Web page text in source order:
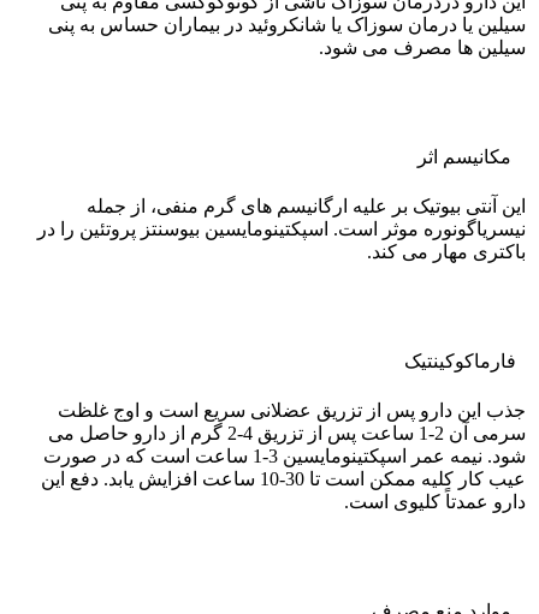
سیلین یا درمان سوزاک یا شانکروئید در بیماران حساس به پنی
سیلین ها مصرف می شود.
مکانیسم اثر
این آنتی بیوتیک بر علیه ارگانیسم های گرم منفی، از جمله
نیسریاگونوره موثر است. اسپکتینومایسین بیوسنتز پروتئین را در
باکتری مهار می کند.
فارماکوکينتيک
جذب این دارو پس از تزریق عضلانی سریع است و اوج غلظت
سرمی آن 2-1 ساعت پس از تزریق 4-2 گرم از دارو حاصل می
شود. نیمه عمر اسپکتینومایسین 3-1 ساعت است که در صورت
عیب کار کلیه ممکن است تا 30-10 ساعت افزایش یابد. دفع این
دارو عمدتاً کلیوی است.